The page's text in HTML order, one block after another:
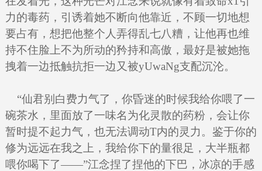
力的毒药，引诱着她不断向他靠近，不顾一切地想
要占有，想把他整个人弄得乱七八糟，让他再也维
持不住脸上不为所动的矜持和高傲，最好是被她拖
拽着一边抵触抗拒一边又被yUwaNg支配沉沦。
“仙君别白费力气了，你昏迷的时候我给你喂了一
碗茶水，里面放了一味名为化灵散的药粉，会让你
暂时提不起力气，也无法调动T内的灵力。鉴于你的
修为远远在我之上，我给你下的量很足，大半瓶都
喂你喝下了——”江念捏了捏他的下巴，冰凉的手感